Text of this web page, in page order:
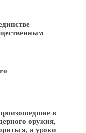
в
оружия,
а уроки